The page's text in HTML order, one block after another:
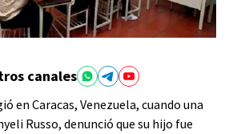
canales
en Caracas, Venezuela, cuando una
Russo, denunció que su hijo fue